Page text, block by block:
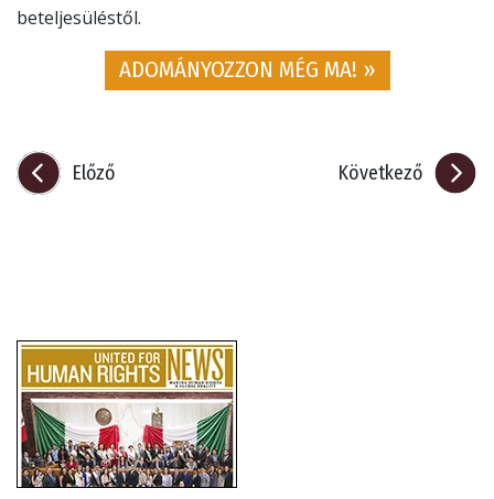
beteljesüléstől.
ADOMÁNYOZZON MÉG MA! »
Előző Következő